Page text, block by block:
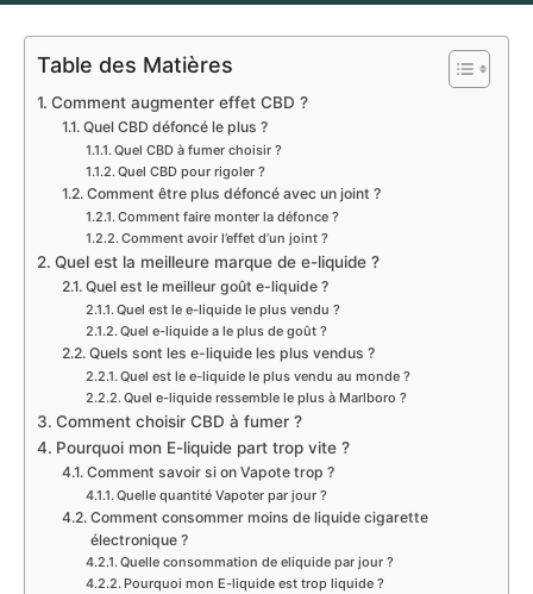
Table des Matières
Comment augmenter effet CBD ?
Quel CBD défoncé le plus ?
Quel CBD à fumer choisir ?
Quel CBD pour rigoler ?
Comment être plus défoncé avec un joint ?
Comment faire monter la défonce ?
Comment avoir l’effet d’un joint ?
Quel est la meilleure marque de e-liquide ?
Quel est le meilleur goût e-liquide ?
Quel est le e-liquide le plus vendu ?
Quel e-liquide a le plus de goût ?
Quels sont les e-liquide les plus vendus ?
Quel est le e-liquide le plus vendu au monde ?
Quel e-liquide ressemble le plus à Marlboro ?
Comment choisir CBD à fumer ?
Pourquoi mon E-liquide part trop vite ?
Comment savoir si on Vapote trop ?
Quelle quantité Vapoter par jour ?
Comment consommer moins de liquide cigarette
électronique ?
Quelle consommation de eliquide par jour ?
Pourquoi mon E-liquide est trop liquide ?